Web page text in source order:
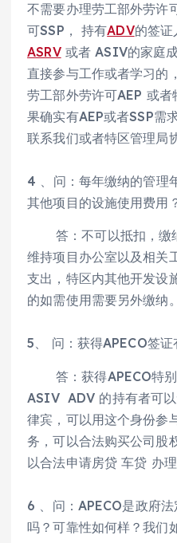
不需要办理劳工部外劳许
可SSP， 持有ADV的签证
ASRV或者 ASIV的家庭
直接参与工作或者学习的
劳工部外劳许可AEP 或
果确实有AEP或者SSP需
联系我们或者特区管理局
4 、问：每年缴纳的管理
其他项目的设施使用费用
答：不可以抵扣，缴
维持项目办公室以及相关
支出，特区内其他开发设
的如需使用需要另外缴纳。
5、 问：获得APECO签证
答：获得APECO特
ASIV ADV 的持有者可
律宾，可以用这个身份参
务，可以合法购买公司股
以合法申请房贷 车贷 办理
6 、问：APECO是政府
吗？可靠性如何样？我们